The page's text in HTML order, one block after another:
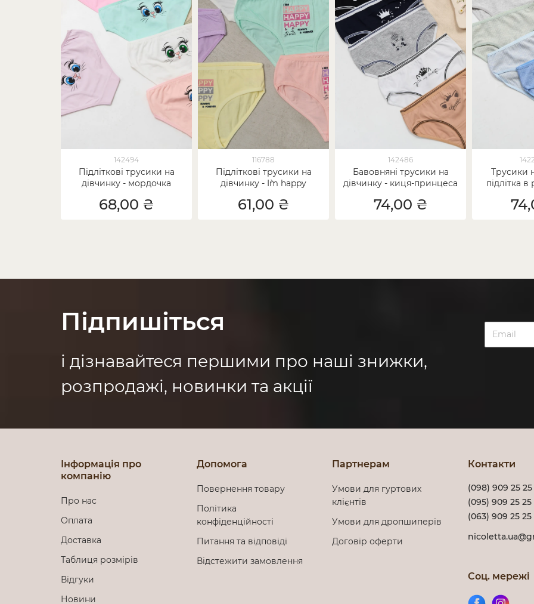
142494
Підліткові трусики на
дівчинку - мордочка
68,00 ₴
116788
Підліткові трусики на
дівчинку - I`m happy
61,00 ₴
142486
Бавовняні трусики на
дівчинку - киця-принцеса
74,00 ₴
Трусики
підлітка
Підпишіться
і дізнавайтеся першими про наші знижки,
розпродажі, новинки та акції
Інформація про
компанію
Про нас
Оплата
Доставка
Таблиця розмірів
Відгуки
Новини
Допомога
Повернення товару
Політика
конфіденційності
Питання та відповіді
Відстежити замовлення
Партнерам
Умови для гуртових
клієнтів
Умови для дропшиперів
Договір оферти
Контакти
(098) 909 25 25
(095) 909 25 25
(063) 909 25 25
Соц. мережі